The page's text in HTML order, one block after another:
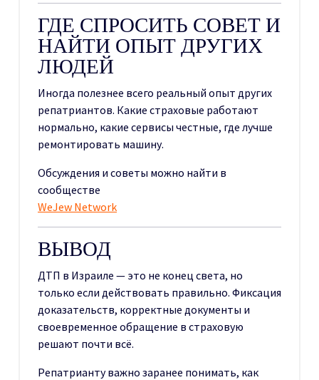
ГДЕ СПРОСИТЬ СОВЕТ И
НАЙТИ ОПЫТ ДРУГИХ
ЛЮДЕЙ
Иногда полезнее всего реальный опыт других
репатриантов. Какие страховые работают
нормально, какие сервисы честные, где лучше
ремонтировать машину.
Обсуждения и советы можно найти в
сообществе
WeJew Network
ВЫВОД
ДТП в Израиле — это не конец света, но
только если действовать правильно. Фиксация
доказательств, корректные документы и
своевременное обращение в страховую
решают почти всё.
Репатрианту важно заранее понимать, как